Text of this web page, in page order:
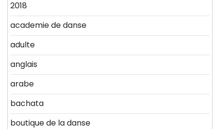
2018
academie de danse
adulte
anglais
arabe
bachata
boutique de la danse